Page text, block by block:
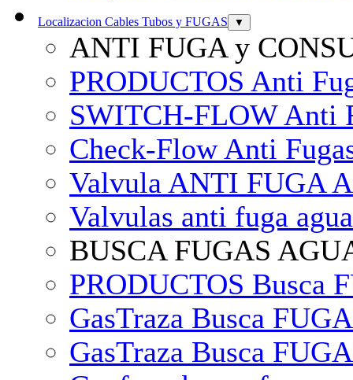
Localizacion Cables Tubos y FUGAS ▼
ANTI FUGA y
PRODUCTOS Anti
SWITCH-FLOW Anti
Check-Flow Anti
Valvula ANTI FUGA
Valvulas anti fuga
BUSCA FUGAS
PRODUCTOS Busca
GasTraza Busca
GasTraza Busca